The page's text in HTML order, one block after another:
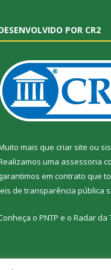
POR CR2
mais que criar site ou
uma assessoria
em contrato que
de transparência pública
o PNTP e o Radar da